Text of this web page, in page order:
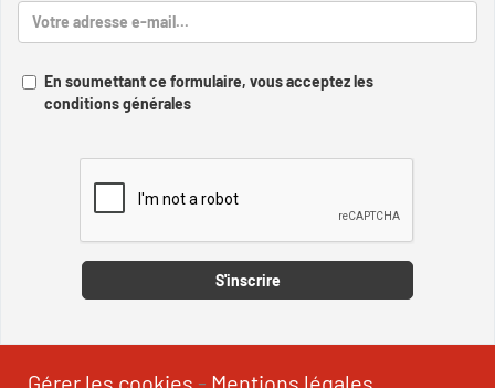
En soumettant ce formulaire, vous acceptez les
conditions générales
S'inscrire